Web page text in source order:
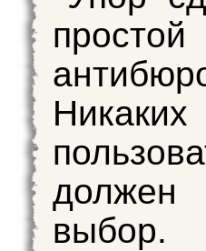
должен
выбор.